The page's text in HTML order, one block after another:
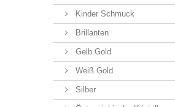
Kinder Schmuck
Brillanten
Gelb Gold
Weiß Gold
Silber